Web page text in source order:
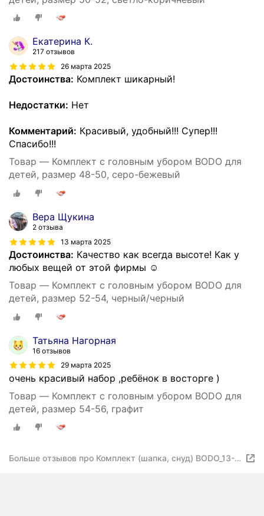
Екатерина К.
217 отзывов
26 марта 2025
Достоинства: Комплект шикарный!
Недостатки: Нет
Комментарий: Красивый, удобный!!! Супер!!!
Спасибо!!!
Товар — Комплект с головным убором BODO для
детей, размер 48-50, серо-бежевый
Вера Щукина
2 отзыва
13 марта 2025
Достоинства: Качество как всегда высоте! Как у
любых вещей от этой фирмы ☺️
Товар — Комплект с головным убором BODO для
детей, размер 52-54, черный/черный
Татьяна Нагорная
16 отзывов
29 марта 2025
очень красивый набор ,ребёнок в восторге )
Товар — Комплект с головным убором BODO для
детей, размер 54-56, графит
Больше отзывов про Комплект (шапка, снуд) BODO_13-